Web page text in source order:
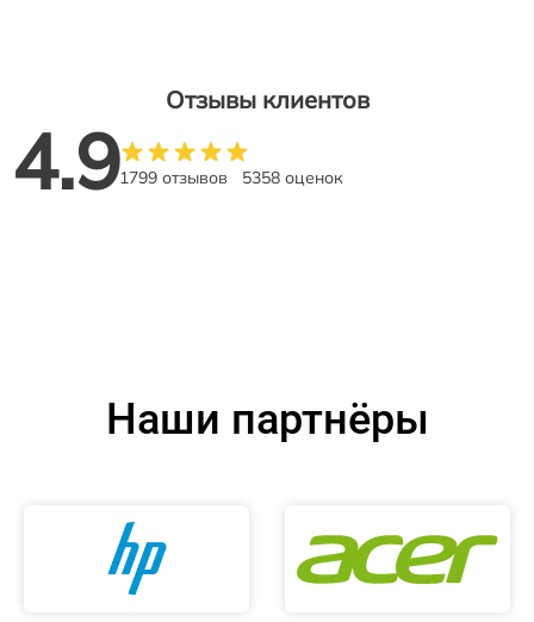
Отзывы клиентов
4.91799 отзывов 5358 оценок
Наши партнёры